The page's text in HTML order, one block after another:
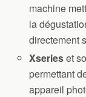
machine
la
directement
Xserieset
permettant
appareil